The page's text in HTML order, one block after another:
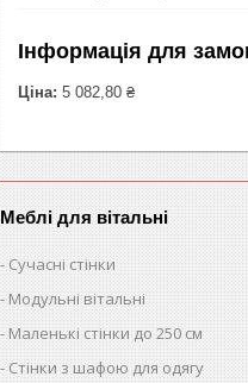
Інформація для
Ціна: 5 082,80 ₴
Меблі для вітальні
Сучасні стінки
Модульні вітальні
Маленькі стінки до 250 см
Стінки з шафою для одягу